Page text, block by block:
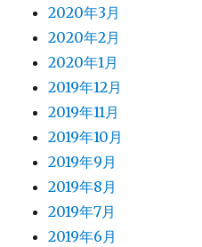
2020年3月
2020年2月
2020年1月
2019年12月
2019年11月
2019年10月
2019年9月
2019年8月
2019年7月
2019年6月